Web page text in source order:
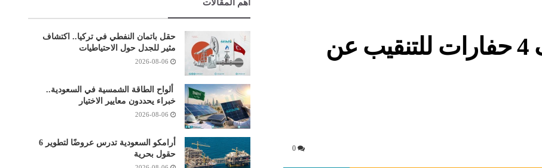
الشركات الأميركية تضيف 4 حفارات للتنقيب عن
0
أهم المقالات
حقل باتمان النفطي في تركيا.. اكتشاف
مثير للجدل حول الاحتياطيات
2026-08-06
ألواح الطاقة الشمسية في السعودية..
خبراء يحددون معايير الاختيار
2026-08-06
أرامكو السعودية تدرس عروضًا لتطوير 6
حقول بحرية